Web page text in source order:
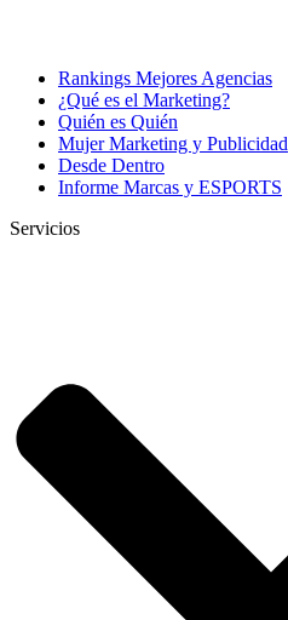
Rankings Mejores Agencias
¿Qué es el Marketing?
Quién es Quién
Mujer Marketing y Publicidad
Desde Dentro
Informe Marcas y ESPORTS
Servicios